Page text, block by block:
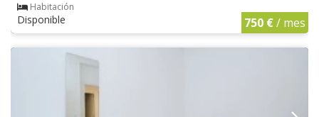
Habitación
Disponible 750 €/ mes